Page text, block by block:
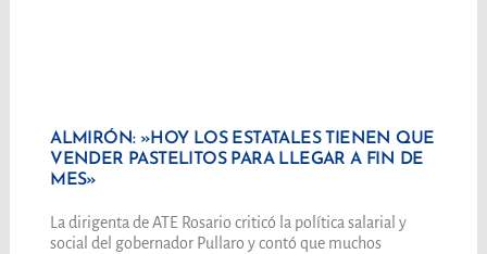
ALMIRÓN: »HOY LOS ESTATALES TIENEN QUE
VENDER PASTELITOS PARA LLEGAR A FIN DE
MES»
La dirigenta de ATE Rosario criticó la política salarial y
social del gobernador Pullaro y contó que muchos